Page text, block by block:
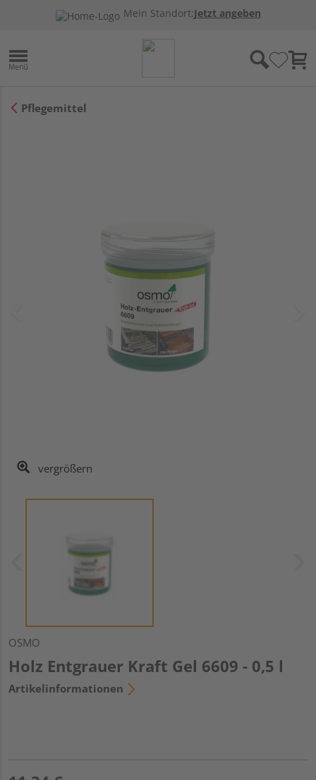
Mein Standort:Jetzt angeben
Pflegemittel
vergrößern
OSMO
Holz Entgrauer Kraft Gel 6609 - 0,5 l
Artikelinformationen